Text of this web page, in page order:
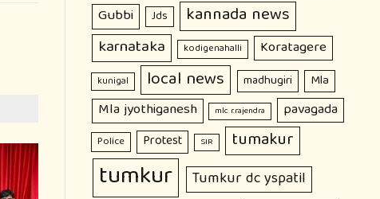
Gubbi Jds kannada news
karnataka kodigenahalli Koratagere
kunigal local news madhugiri Mla
Mla jyothiganesh mlc r.rajendra pavagada
Police Protest SIR tumakur
tumkur Tumkur dc yspatil